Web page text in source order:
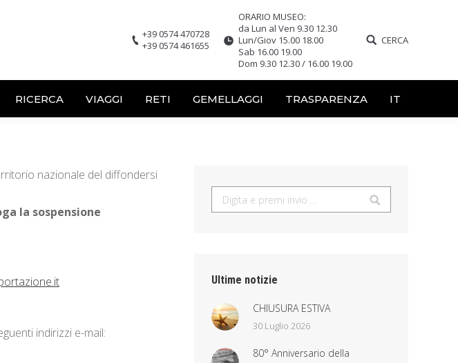
+39 0574 470728
+39 0574 461655
ORARIO MUSEO:
da Lun al Ven 9.30 12.30
Lun/Giov 15.00 18.00
Sab 16.00 19.00
Dom 9.30 12.30 / 16.00 19.00
CERCA
RICERCA VIAGGI RETI GEMELLAGGI TRASPARENZA IT
nazionale del diffondersi
la sospensione
indirizzi e-mail:
Search:
Ultime notizie
CHIUSURA ESTIVA
30 Luglio 2026
80° Anniversario della